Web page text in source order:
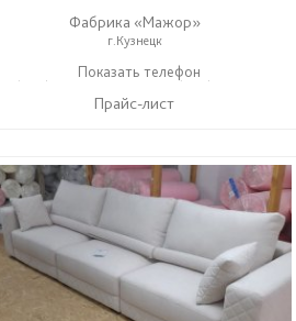
Фабрика «Мажор»
г.Кузнецк
+7 (999) 611-98-99 ☎+7 (999) 610-99-95
Показать телефон
Прайс-лист